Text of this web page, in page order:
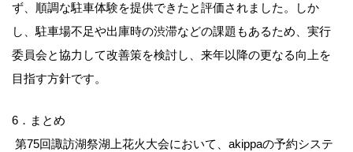
ず、順調な駐車体験を提供できたと評価されました。しか
し、駐車場不足や出庫時の渋滞などの課題もあるため、実行
委員会と協力して改善策を検討し、来年以降の更なる向上を
目指す方針です。
6．まとめ
第75回諏訪湖祭湖上花火大会において、akippaの予約システ